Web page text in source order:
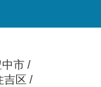
中市 /
吉区 /